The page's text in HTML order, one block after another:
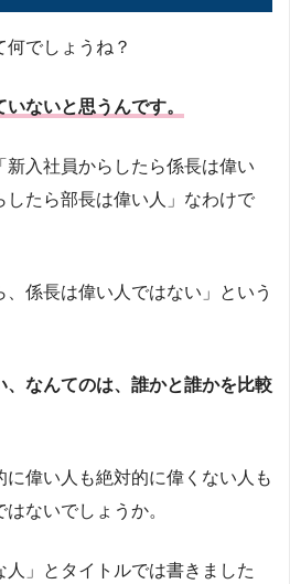
でしょうね？
ないと思うんです。
入社員からしたら係長は偉い
したら部長は偉い人」なわけで
係長は偉い人ではない」という
なんてのは、誰かと誰かを比較
偉い人も絶対的に偉くない人も
ないでしょうか。
人」とタイトルでは書きました